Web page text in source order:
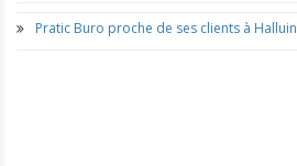
Pratic Buro proche de ses clients à Halluin